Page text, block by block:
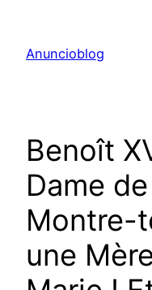
contenu
Anuncioblog
Benoît
Dame
Montre-
une